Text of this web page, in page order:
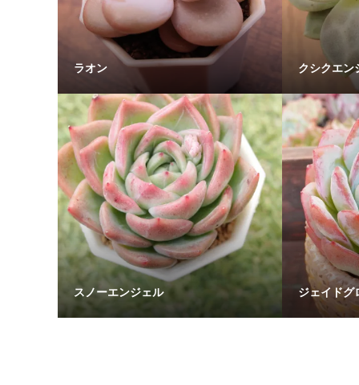
ラオン クシクエン
スノーエンジェル ジェイドグ